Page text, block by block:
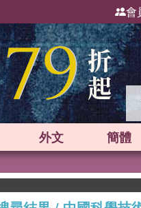
會
外文 簡體